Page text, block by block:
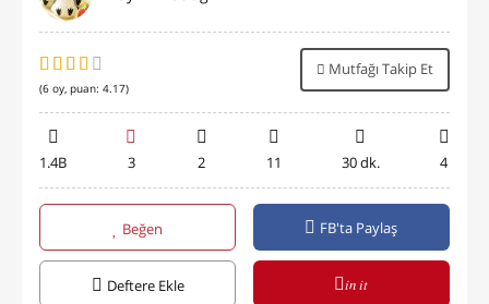
(6 oy, puan: 4.17)
Mutfağı Takip Et
1.4B 3 2 11 30 dk. 4
Beğen FB'ta Paylaş
Deftere Ekle in it